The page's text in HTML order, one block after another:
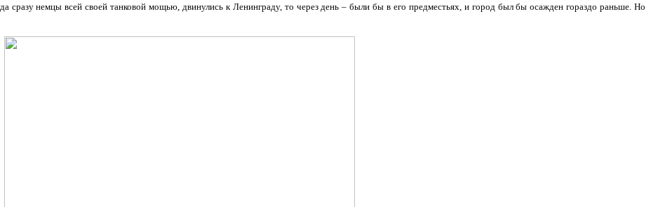
сразу немцы всей своей танковой мощью, двинулись к Ленинграду, то через день – были бы в его предместьях, и город был бы осажден гораздо раньше. Но